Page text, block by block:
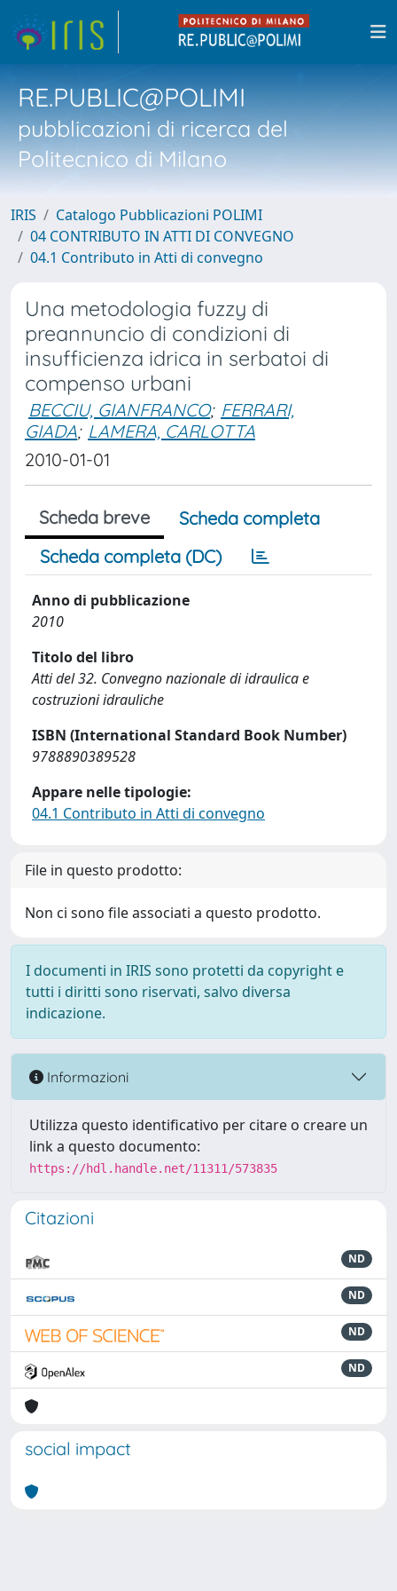
RE.PUBLIC@POLIMI
pubblicazioni di ricerca del
Politecnico di Milano
IRIS
Catalogo Pubblicazioni POLIMI
04 CONTRIBUTO IN ATTI DI CONVEGNO
04.1 Contributo in Atti di convegno
Una metodologia fuzzy di
preannuncio di condizioni di
insufficienza idrica in serbatoi di
compenso urbani
BECCIU, GIANFRANCO; FERRARI,
GIADA; LAMERA, CARLOTTA
2010-01-01
Scheda breve
Scheda completa
Scheda completa (DC)
Anno di pubblicazione
2010
Titolo del libro
Atti del 32. Convegno nazionale di idraulica e
costruzioni idrauliche
ISBN (International Standard Book Number)
9788890389528
Appare nelle tipologie:
04.1 Contributo in Atti di convegno
File in questo prodotto:
Non ci sono file associati a questo prodotto.
I documenti in IRIS sono protetti da copyright e
tutti i diritti sono riservati, salvo diversa
indicazione.
Informazioni
Utilizza questo identificativo per citare o creare un
link a questo documento:
https://hdl.handle.net/11311/573835
Citazioni
ND
ND
ND
ND
social impact